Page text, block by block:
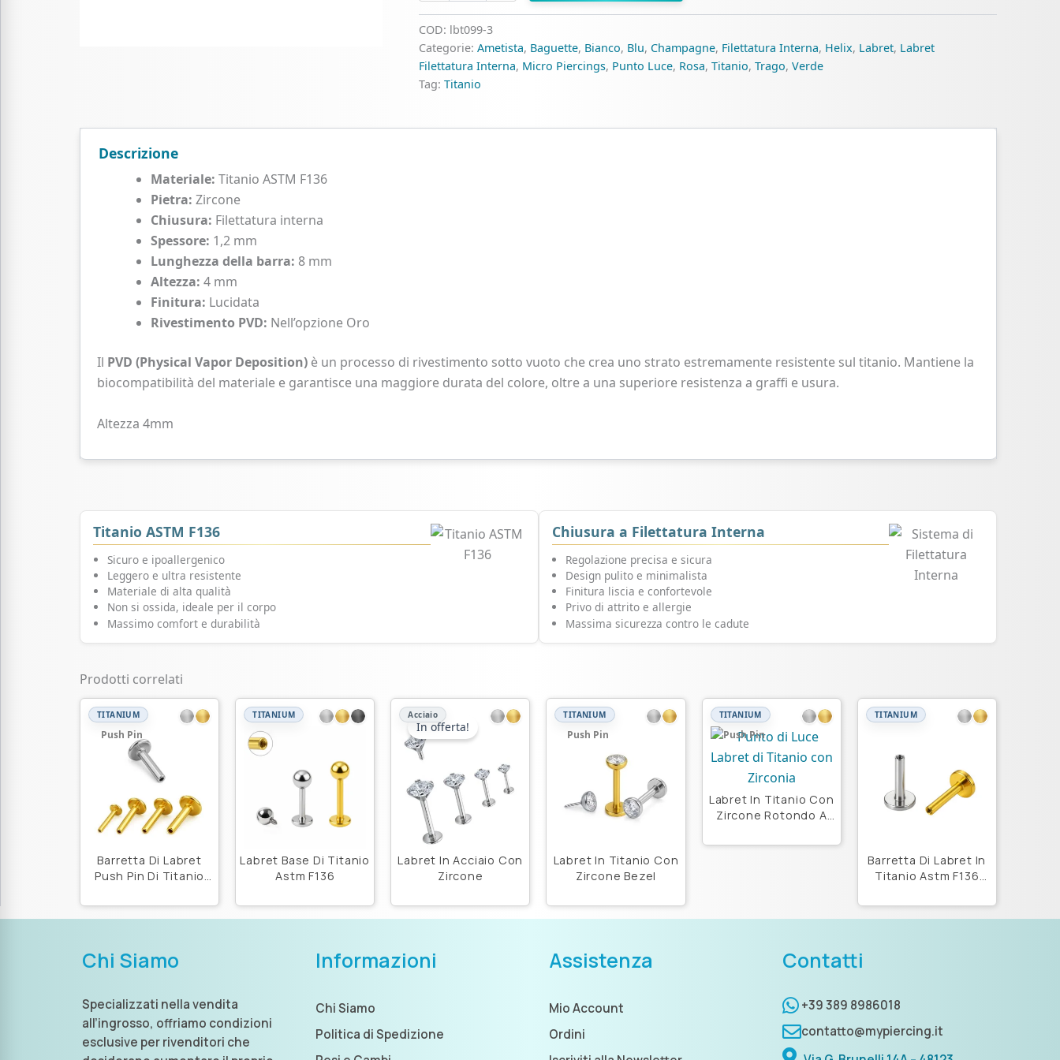
di
ASTM
F136
quantità
COD: lbt099-3
Categorie:Ametista, Baguette, Bianco, Blu, Champagne, Filettatura Interna, Helix, Labret, Labret
Filettatura Interna, Micro Piercings, Punto Luce, Rosa,Titanio,Trago,Verde
Tag:Titanio
Descrizione
Materiale: Titanio ASTM F136
Pietra: Zircone
Chiusura: Filettatura interna
Spessore: 1,2 mm
Lunghezza della barra: 8 mm
Altezza: 4 mm
Finitura: Lucidata
Rivestimento PVD: Nell’opzione Oro
Il PVD (Physical Vapor Deposition)è un processo di rivestimento sotto vuoto che crea uno strato estremamente resistente sul titanio. Mantiene la
biocompatibilità del materiale e garantisce una maggiore durata del colore, oltre a una superiore resistenza a graffi e usura.
Altezza 4mm
Titanio ASTM F136
Sicuro e ipoallergenico
Leggero e ultra resistente
Materiale di alta qualità
Non si ossida, ideale per il corpo
Massimo comfort e durabilità
Chiusura a Filettatura Interna
Regolazione precisa e sicura
Design pulito e minimalista
Finitura liscia e confortevole
Privo di attrito e allergie
Massima sicurezza contro le cadute
Prodotti correlati
TITANIUM
Push Pin
Barretta Di Labret
Push Pin Di Titanio
TITANIUM
Labret Base Di Titanio
Astm F136
In offerta!
Acciaio
Labret In Acciaio Con
Zircone
TITANIUM
Push Pin
Labret In Titanio Con
Zircone Bezel
TITANIUM
Push Pin
Labret In Titanio Con
Zircone Rotondo A
TITANIUM
Barretta Di Labret In
Titanio Astm F136
Interna
Chi Siamo
Specializzati nella vendita
all’ingrosso, offriamo condizioni
esclusive per rivenditori che
Informazioni
Chi Siamo
Politica di Spedizione
Assistenza
Mio Account
Ordini
Contatti
+39 389 8986018
contatto@mypiercing.it